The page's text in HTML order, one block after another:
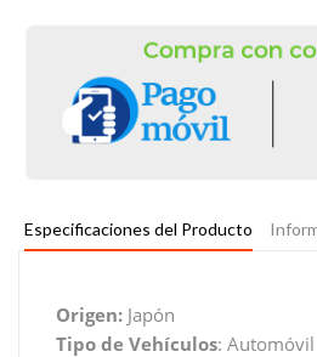
Especificaciones del Producto
Origen: Japón
Tipo de Vehículos: Automóvil